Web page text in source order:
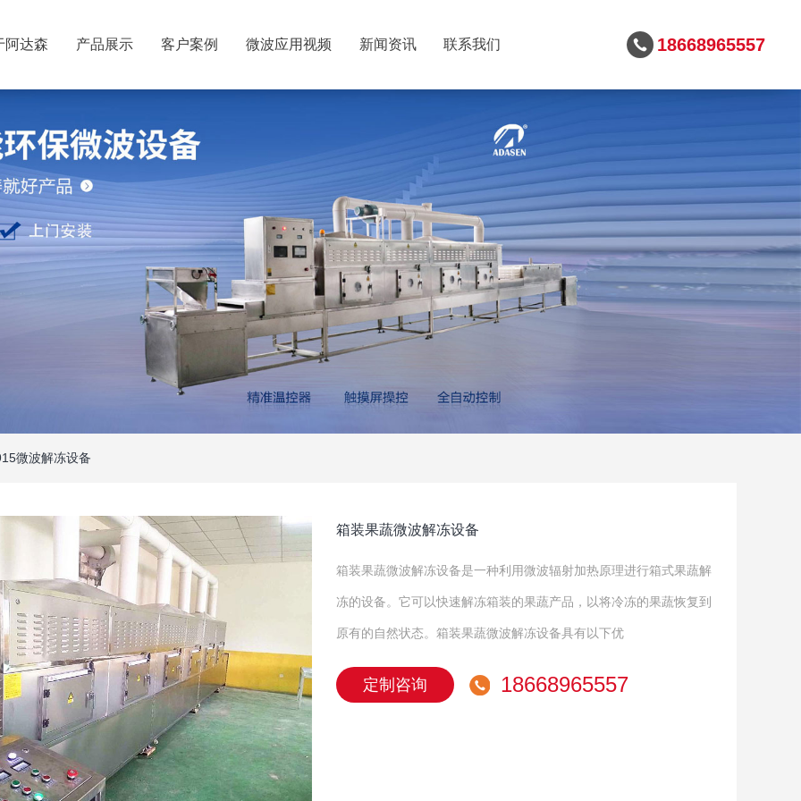
阿达森 产品展示 客户案例 微波应用视频 新闻资讯 联系我们 18668965557
微波解冻设备
箱装果蔬微波解冻设备
箱装果蔬微波解冻设备是一种利用微波辐射加热原理进行箱式果蔬解
冻的设备。它可以快速解冻箱装的果蔬产品，以将冷冻的果蔬恢复到
原有的自然状态。箱装果蔬微波解冻设备具有以下优
定制咨询 18668965557